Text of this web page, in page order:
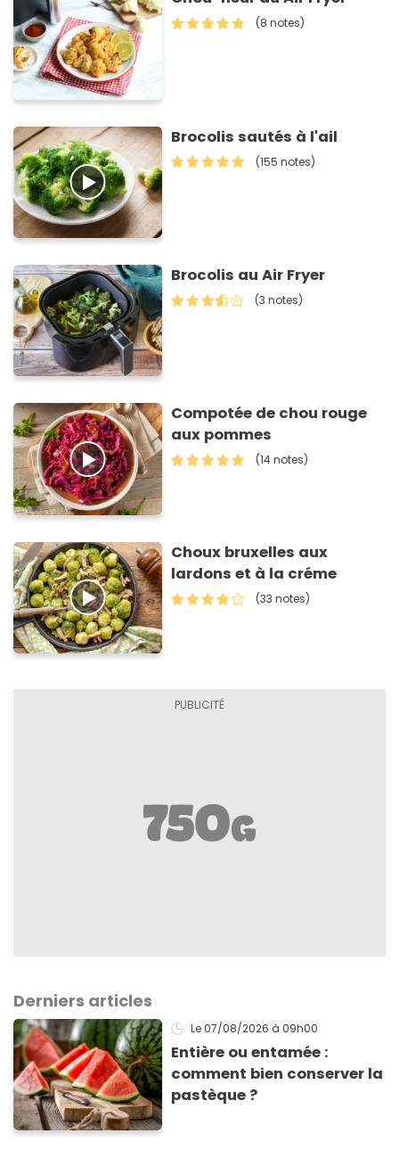
(8 notes)
Brocolis sautés à l'ail
(155 notes)
Brocolis au Air Fryer
(3 notes)
Compotée de chou rouge
aux pommes
(14 notes)
Choux bruxelles aux
lardons et à la créme
(33 notes)
Derniers articles
Le 07/08/2026 à 09h00
Entière ou entamée :
comment bien conserver la
pastèque ?